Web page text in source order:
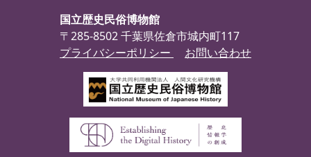
国立歴史民俗博物館
〒285-8502 千葉県佐倉市城内町117
プライバシーポリシー
お問い合わせ